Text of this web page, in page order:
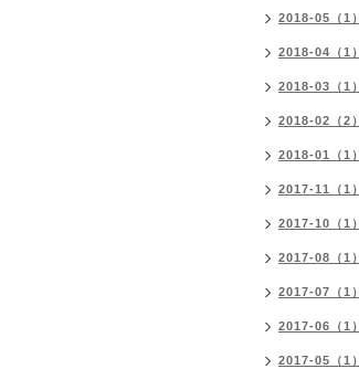
2018-05（1）
2018-04（1）
2018-03（1）
2018-02（2）
2018-01（1）
2017-11（1）
2017-10（1）
2017-08（1）
2017-07（1）
2017-06（1）
2017-05（1）